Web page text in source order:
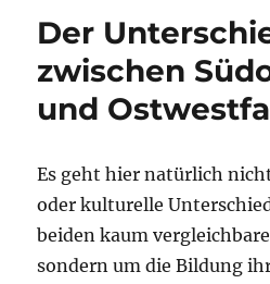
Der
zwischen
und
Es geht hier natürlich
oder kulturelle
beiden kaum
sondern um die Bildung